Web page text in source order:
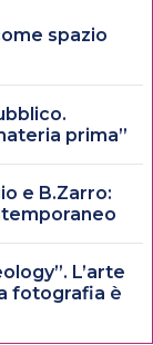
spazio
prima”
e B.Zarro:
L’arte
fotografia è